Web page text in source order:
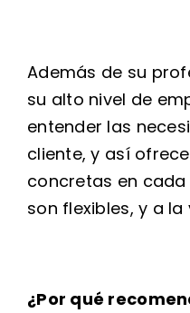
Además de su
su alto nivel de
entender las
cliente, y así
concretas en
son flexibles, y a
¿Por qué